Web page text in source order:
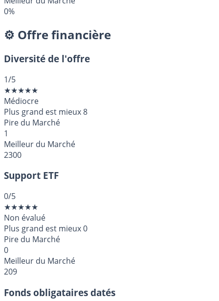
0%
⚙️ Offre financière
Diversité de l'offre
1/5
★★★★★
Médiocre
Plus grand est mieux8
Pire du Marché
1
Meilleur du Marché
2300
Support ETF
0/5
★★★★★
Non évalué
Plus grand est mieux0
Pire du Marché
0
Meilleur du Marché
209
Fonds obligataires datés